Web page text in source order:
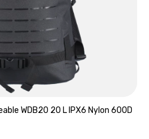
WDB20 20 L IPX6 Nylon 600D